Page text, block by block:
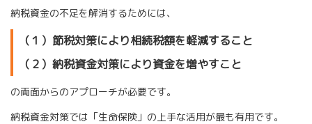
納税資金の不足を解消するためには、
（１）節税対策により相続税額を軽減すること
（２）納税資金対策により資金を増やすこと
の両面からのアプローチが必要です。
納税資金対策では「生命保険」の上手な活用が最も有用です。